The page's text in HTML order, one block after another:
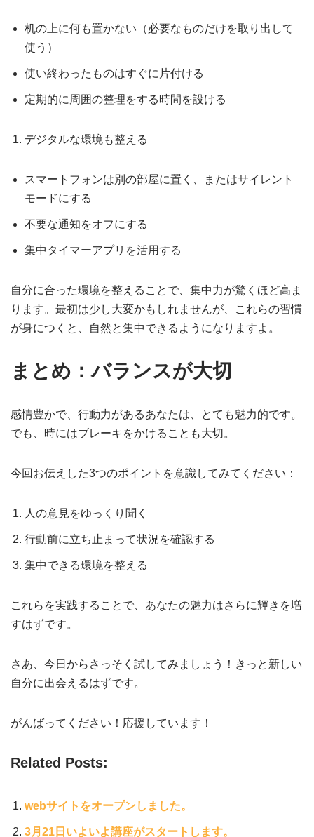
机の上に何も置かない（必要なものだけを取り出して
使う）
使い終わったものはすぐに片付ける
定期的に周囲の整理をする時間を設ける
デジタルな環境も整える
スマートフォンは別の部屋に置く、またはサイレント
モードにする
不要な通知をオフにする
集中タイマーアプリを活用する
自分に合った環境を整えることで、集中力が驚くほど高ま
ります。最初は少し大変かもしれませんが、これらの習慣
が身につくと、自然と集中できるようになりますよ。
まとめ：バランスが大切
感情豊かで、行動力があるあなたは、とても魅力的です。
でも、時にはブレーキをかけることも大切。
今回お伝えした3つのポイントを意識してみてください：
人の意見をゆっくり聞く
行動前に立ち止まって状況を確認する
集中できる環境を整える
これらを実践することで、あなたの魅力はさらに輝きを増
すはずです。
さあ、今日からさっそく試してみましょう！きっと新しい
自分に出会えるはずです。
がんばってください！応援しています！
Related Posts:
webサイトをオープンしました。
3月21日いよいよ講座がスタートします。